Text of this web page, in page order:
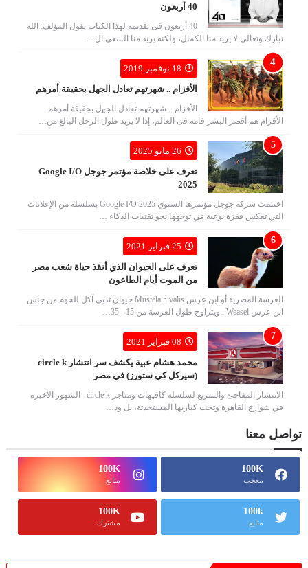
40 أربعون
40 أربعون فى تقديمه لهذا الكتاب يقول المؤلف: الله
تبارك وتعالى لا يريد منا الكمال، ولكنه يريد منا السعي ال…
18 نوفمبر 2019
الأقزام .. شهرتهم تعادل الجهل بحقيقة أمرهم
الأقزام .. شهرتهم تعادل الجهل بحقيقة أمرهم
الأقزام هم أقصر البشر قامة فى العالم، إذا لا يزيد طول الرجل البالغ من…
26 مايو 2025
تعرف على خلاصة مؤتمر جوجل Google I/O
2025
اختتمت شركة جوجل مؤتمرها السنوي Google I/O 2025 بسلسلة من الإعلانات
التي تعكس قفزة نوعية في توجهها نحو تقنيات الذكاء …
25 فبراير 2021
تعرف على الحيوان الذي أنقذ حياة شعب مصر
من الموت أيام الطاعون
العرسة المصرية أو ابن عرس Mustela nivalis حيوان ثديي آكل للحوم من جنس
ابن عرس Weasel . ويتراوح طول العرسة من 15 - 35…
08 فبراير 2021
محمد هشام عبية يكشف سر انتشار circle k
(سيركل كي ستورز) في مصر
الانتشار المفاجئ والسريع لسلسلة كافيهات ومتاجر circle k الشهور الأخيرة
في شوارع القاهرة وتحت كباريها المستحدثة، بل ود…
تواصل معنا
100K
معجب
100K
متابع
100k
متابع
100K
مشترك